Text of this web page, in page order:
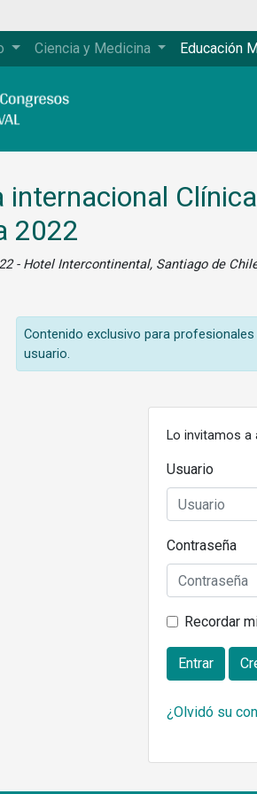
Ciencia y Medicina Educación
internacional
2022
- Hotel Intercontinental, Santiago de
Contenido exclusivo para
usuario.
Lo invitamos a
Usuario
Contraseña
Recordar
Entrar
¿Olvidó su